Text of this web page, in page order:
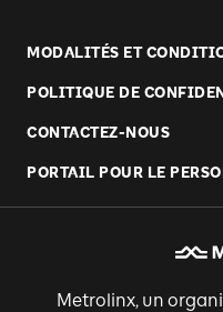
MODALITÉS ET
POLITIQUE DE
CONTACTEZ-NOUS
PORTAIL POUR LE
Metrolinx, un